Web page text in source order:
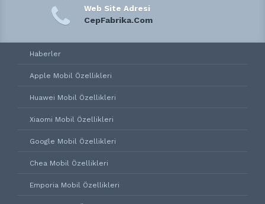
Web Site Adresi
CepFabrika.Com
Haberler
Apple Mobil Özellikleri
Huawei Mobil Özellikleri
Xiaomi Mobil Özellikleri
Google Mobil Özellikleri
Chea Mobil Özellikleri
Emporia Mobil Özellikleri